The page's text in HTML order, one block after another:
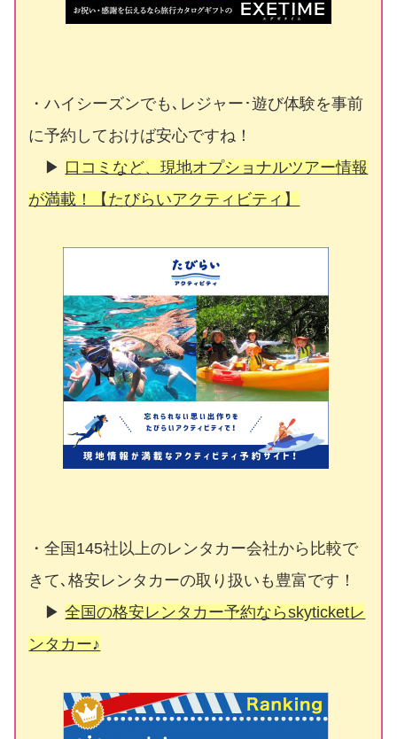
・ハイシーズンでも､レジャー･遊び体験を事前
に予約しておけば安心ですね！
▶ 口コミなど、現地オプショナルツアー情報
が満載！【たびらいアクティビティ】
・全国145社以上のレンタカー会社から比較で
きて､格安レンタカーの取り扱いも豊富です！
▶全国の格安レンタカー予約ならskyticketレ
ンタカー♪